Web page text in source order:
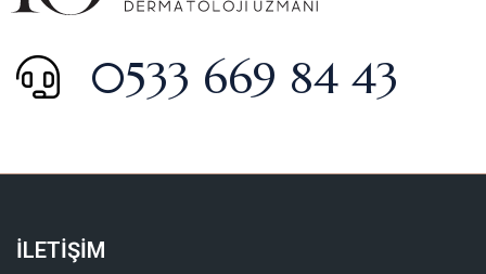
0533 669 84 43
İLETİŞİM